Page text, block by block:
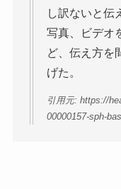
し訳ないと伝
写真、ビデオ
ど、伝え方を
げた。
引用元: https://
00000157-sph-